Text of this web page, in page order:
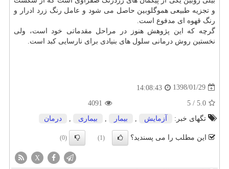
و تجزیه طبیعی هموگلوبین حاصل می شود و عامل رنگ زرد ادرار و
رنگ قهوه ای مدفوع است.
گرچه كه این پژوهش هنوز در مراحل مقدماتی خود است، ولی
نخستین روش درمانی سلول های بنیادی برای نارسایی كبد است.
1398/01/29
14:08:43
5.0
/
5
4091
تگهای خبر:
آزمایش بیمار بیماری درمان
این مطلب را می پسندید؟ (1)
(0)
X